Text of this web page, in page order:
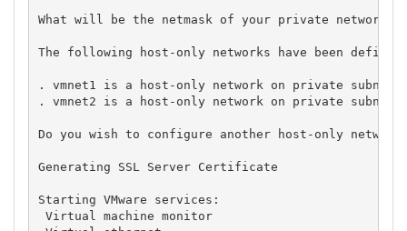
What will be the netmask of your private network?
The following host-only networks have been
. vmnet1 is a host-only network on private subnet
. vmnet2 is a host-only network on private subnet
Do you wish to configure another host-only
Generating SSL Server Certificate
Starting VMware services:
Virtual machine monitor